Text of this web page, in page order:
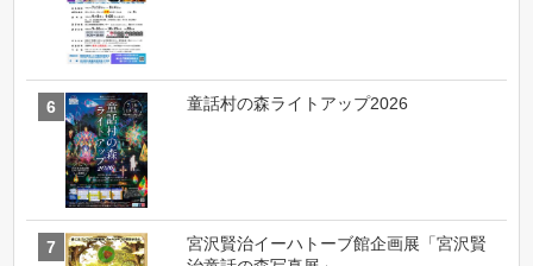
童話村の森ライトアップ2026
宮沢賢治イーハトーブ館企画展「宮沢賢